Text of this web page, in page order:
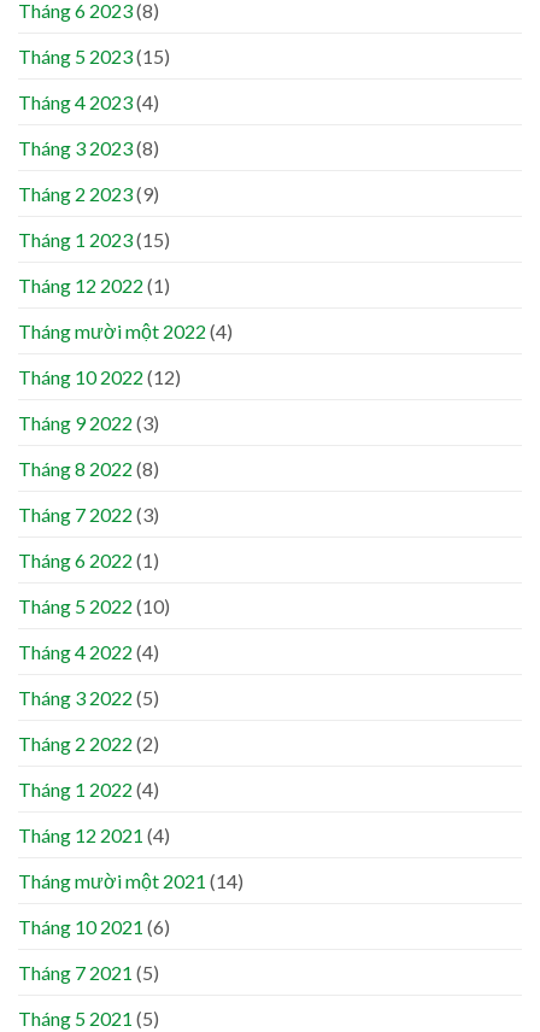
Tháng 6 2023(8)
Tháng 5 2023(15)
Tháng 4 2023(4)
Tháng 3 2023(8)
Tháng 2 2023(9)
Tháng 1 2023(15)
Tháng 12 2022 (1)
Tháng mười một 2022 (4)
Tháng 10 2022 (12)
Tháng 9 2022 (3)
Tháng 8 2022 (8)
Tháng 7 2022 (3)
Tháng 6 2022 (1)
Tháng 5 2022 (10)
Tháng 4 2022 (4)
Tháng 3 2022 (5)
Tháng 2 2022 (2)
Tháng 1 2022 (4)
Tháng 12 2021 (4)
Tháng mười một 2021 (14)
Tháng 10 2021 (6)
Tháng 7 2021 (5)
Tháng 5 2021 (5)